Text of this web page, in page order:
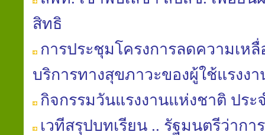
สิทธิ
การประชุมโครงการลดความเห
บริการทางสุขภาวะของผู้ใช้แรงงา
กิจกรรมวันแรงงานแห่งชาติ ประ
เวทีสรุปบทเรียน .. รัฐมนตรีว่ากา